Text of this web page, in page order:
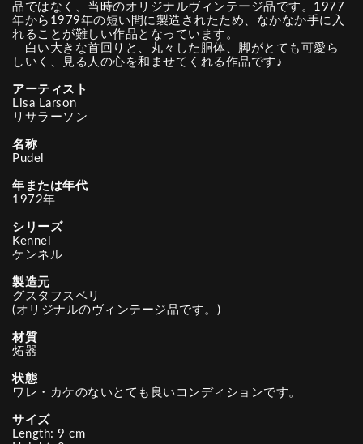
品ではなく、当時のオリジナルヴィンテージ品です。1977
年から1979年の短い間に製造されたため、なかなか手に入
れることが難しい作品となっています。
白い大きな首回りと、丸々した胴体、脚がとても可愛ら
しいく、見る人の心を和ませてくれる作品です♪
アーティスト
Lisa Larson
リサラーソン
名称
Pudel
年または年代
1972年
シリーズ
Kennel
ケンネル
製造元
グスタフスベリ
(オリジナルのヴィンテージ品です。)
材質
炻器
状態
ワレ・カケのないとても良いコンディションです。
サイズ
Length: 9 cm